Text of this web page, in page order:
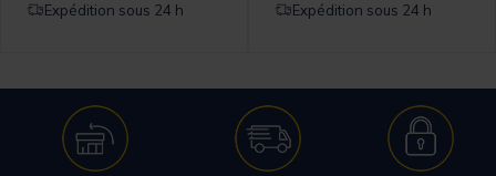
Expédition sous 24 h Expédition sous 24 h